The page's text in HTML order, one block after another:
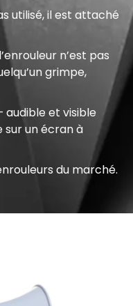
utilisé, il est attaché
n’est pas
grimpe,
audible et visible
sur un écran à
du marché.